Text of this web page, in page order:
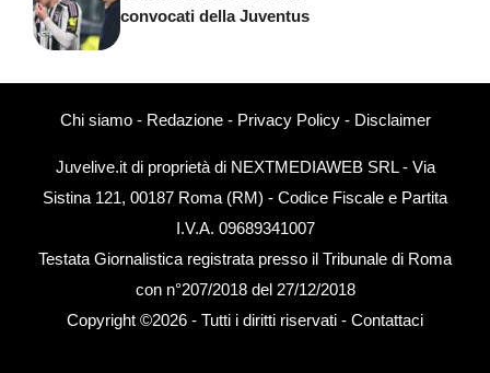
convocati della Juventus
Chi siamo- Redazione- Privacy Policy- Disclaimer
Juvelive.it di proprietà di NEXTMEDIAWEB SRL - Via
Sistina 121, 00187 Roma (RM) - Codice Fiscale e Partita
I.V.A. 09689341007
Testata Giornalistica registrata presso il Tribunale di Roma
con n°207/2018 del 27/12/2018
Copyright ©2026 - Tutti i diritti riservati - Contattaci